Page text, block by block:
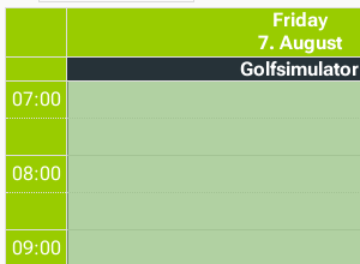
Friday
7. August
Golfsimulator
07:00
08:00
09:00